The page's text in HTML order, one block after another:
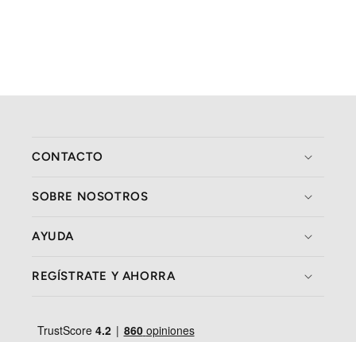
CONTACTO
SOBRE NOSOTROS
AYUDA
REGÍSTRATE Y AHORRA